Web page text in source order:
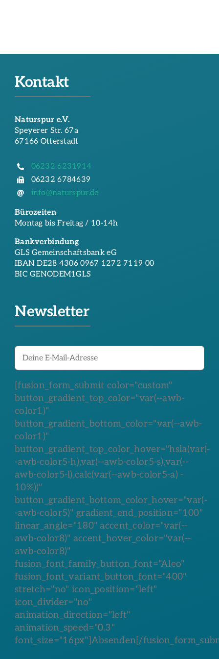
Kontakt
Naturspur e.V.
Speyerer Str. 67a
67166 Otterstadt
06232 6231914
06232 6784639
info@naturspur.de
Bürozeiten
Montag bis Freitag / 10-14h
Bankverbindung
GLS Gemeinschaftsbank eG
IBAN DE28 4306 0967 1272 7119 00
BIC GENODEM1GLS
Newsletter
[fusion_form_submit color="custom"
button_gradient_top_color="var(--awb-
color1)"
button_gradient_bottom_color="var(--awb-
color1)"
button_gradient_top_color_hover="hsla(var(-
-awb-color5-h),var(--awb-color5-s),var(--
awb-color5-l),calc(var(--awb-color5-a) -
10%))"
button_gradient_bottom_color_hover="var(-
-awb-color5)" gradient_end_position="100"
linear_angle="180" accent_color="var(--
awb-color8)" accent_hover_color="var(--
awb-color8)"
fusion_font_family_button_font="Aleo"
fusion_font_variant_button_font="400"
stretch="no" icon_position="left"
icon_divider="no"
animation_direction="left"
animation_speed="0.3"
font_size="16px"]Absenden[/